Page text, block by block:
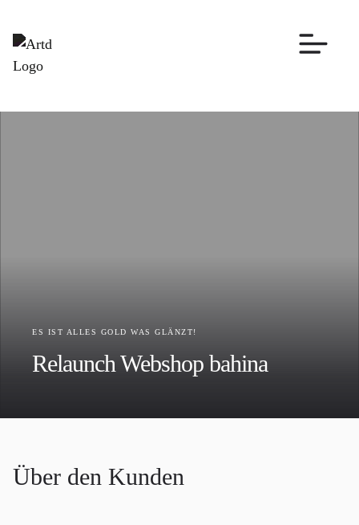
ES IST ALLES GOLD WAS GLÄNZT!
Relaunch Webshop bahina
Über den Kunden